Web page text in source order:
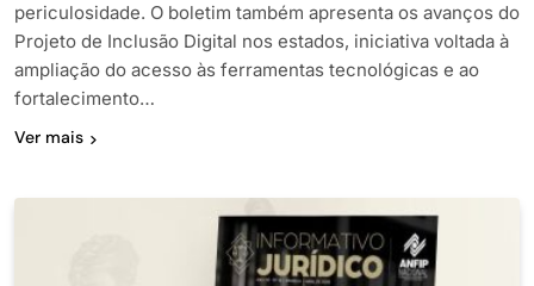
periculosidade. O boletim também apresenta os avanços do
Projeto de Inclusão Digital nos estados, iniciativa voltada à
ampliação do acesso às ferramentas tecnológicas e ao
fortalecimento…
Ver mais